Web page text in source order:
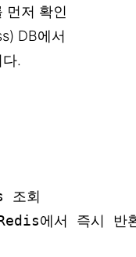
먼저 확인
DB에서
.
조회
에서 즉시 반